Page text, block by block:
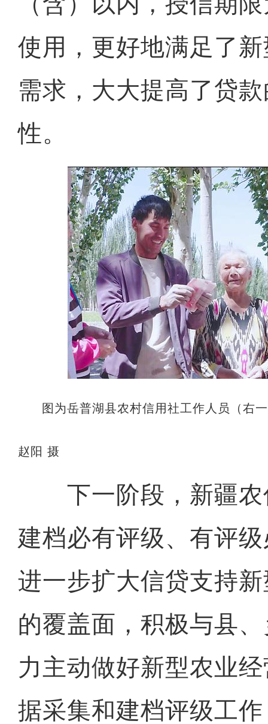
使用，更好地满足了
需求，大大提高了贷
性。
图为岳普湖县农村信用社工作人员（右
赵阳 摄
下一阶段，新疆农
建档必有评级、有评
进一步扩大信贷支持
的覆盖面，积极与县
力主动做好新型农业
据采集和建档评级工